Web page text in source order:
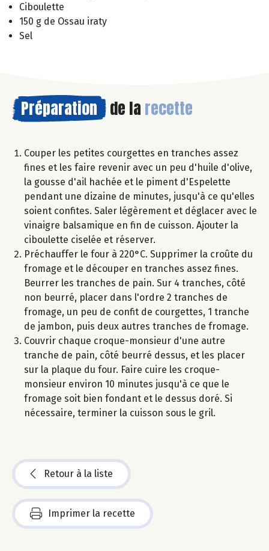
Ciboulette
150 g de Ossau iraty
Sel
Préparation de la recette
Couper les petites courgettes en tranches assez
fines et les faire revenir avec un peu d'huile d'olive,
la gousse d'ail hachée et le piment d'Espelette
pendant une dizaine de minutes, jusqu'à ce qu'elles
soient confites. Saler légèrement et déglacer avec le
vinaigre balsamique en fin de cuisson. Ajouter la
ciboulette ciselée et réserver.
Préchauffer le four à 220°C. Supprimer la croûte du
fromage et le découper en tranches assez fines.
Beurrer les tranches de pain. Sur 4 tranches, côté
non beurré, placer dans l'ordre 2 tranches de
fromage, un peu de confit de courgettes, 1 tranche
de jambon, puis deux autres tranches de fromage.
Couvrir chaque croque-monsieur d'une autre
tranche de pain, côté beurré dessus, et les placer
sur la plaque du four. Faire cuire les croque-
monsieur environ 10 minutes jusqu'à ce que le
fromage soit bien fondant et le dessus doré. Si
nécessaire, terminer la cuisson sous le gril.
Retour à la liste
Imprimer la recette